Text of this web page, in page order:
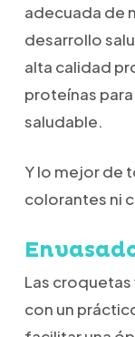
adecuada de
desarrollo
alta calidad
proteínas
saludable.
Y lo mejor de
colorantes ni
Las
con un